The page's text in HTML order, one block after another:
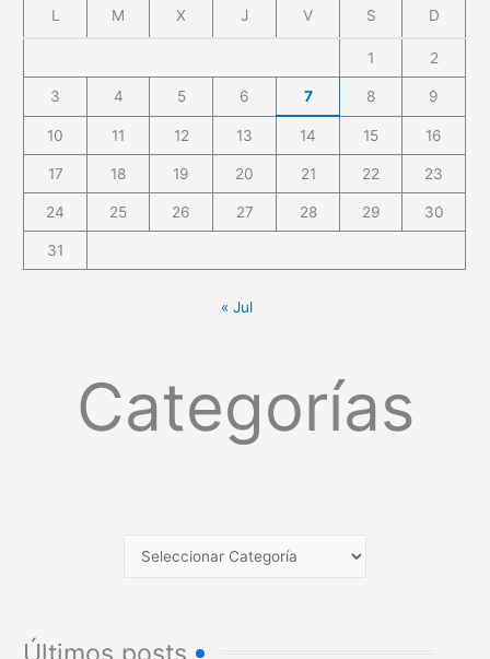
L M X J V S D
1 2
3 4 5 6 7 8 9
10 11 12 13 14 15 16
17 18 19 20 21 22 23
24 25 26 27 28 29 30
31
« Jul
Categorías